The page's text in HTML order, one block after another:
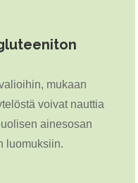
mukaan
voivat nauttia
ainesosan
luomuksiin.